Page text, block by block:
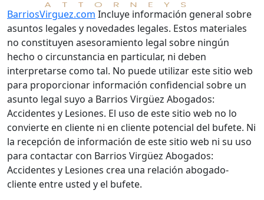
BarriosVirguez.com Incluye información general sobre
asuntos legales y novedades legales. Estos materiales
no constituyen asesoramiento legal sobre ningún
hecho o circunstancia en particular, ni deben
interpretarse como tal. No puede utilizar este sitio web
para proporcionar información confidencial sobre un
asunto legal suyo a Barrios Virgüez Abogados:
Accidentes y Lesiones. El uso de este sitio web no lo
convierte en cliente ni en cliente potencial del bufete. Ni
la recepción de información de este sitio web ni su uso
para contactar con Barrios Virgüez Abogados:
Accidentes y Lesiones crea una relación abogado-
cliente entre usted y el bufete.